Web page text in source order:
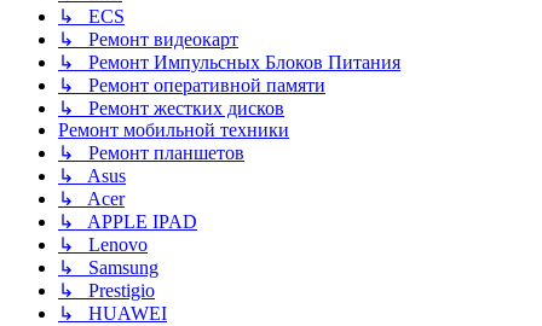
↳ ECS
↳ Ремонт видеокарт
↳ Ремонт Импульсных Блоков Питания
↳ Ремонт оперативной памяти
↳ Ремонт жестких дисков
Ремонт мобильной техники
↳ Ремонт планшетов
↳ Asus
↳ Acer
↳ APPLE IPAD
↳ Lenovo
↳ Samsung
↳ Prestigio
↳ HUAWEI